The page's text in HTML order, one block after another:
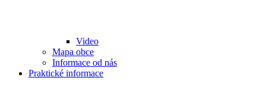
Video
Mapa obce
Informace od nás
Praktické informace